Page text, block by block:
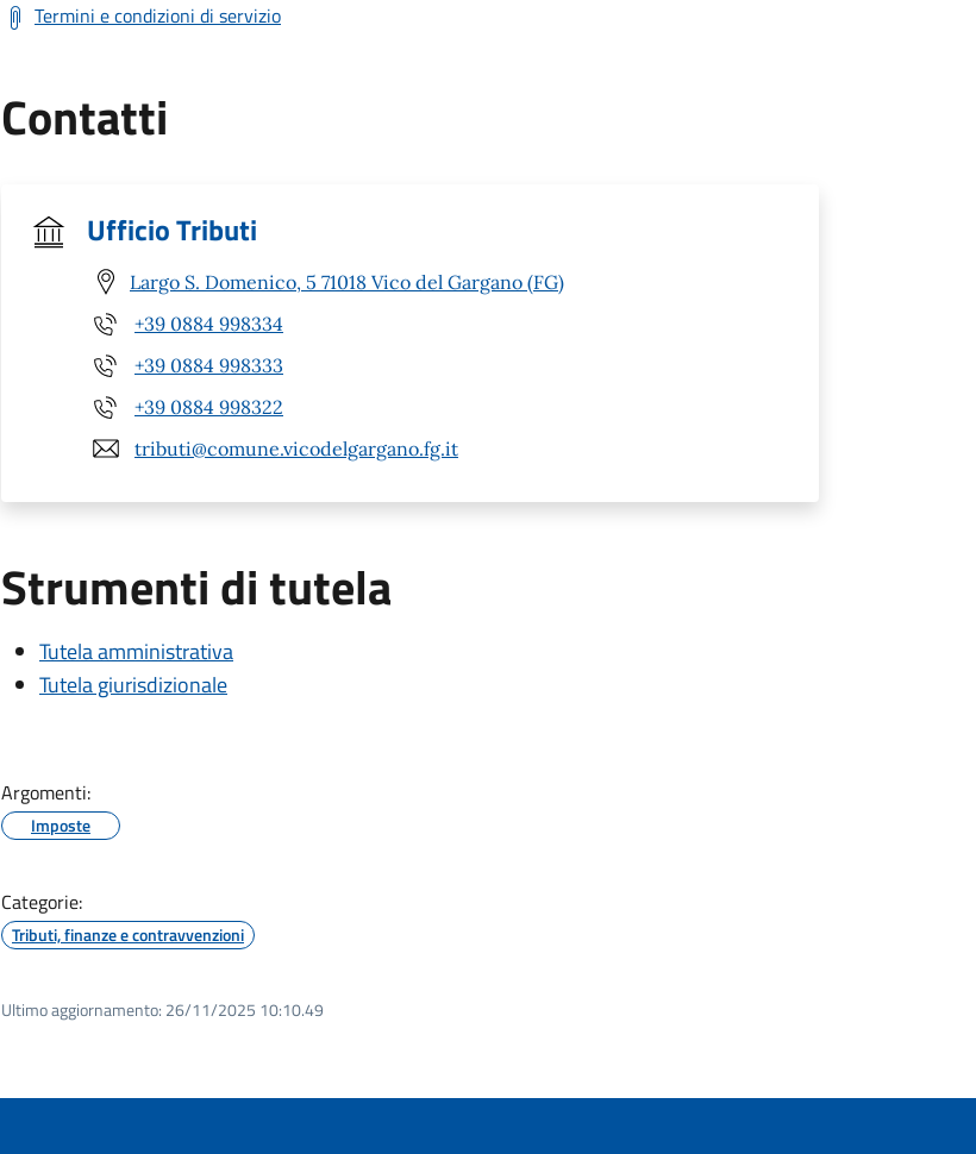
Termini e condizioni di servizio
Contatti
Ufficio Tributi
Largo S. Domenico, 5 71018 Vico del Gargano (FG)
+39 0884 998334
+39 0884 998333
+39 0884 998322
tributi@comune.vicodelgargano.fg.it
Strumenti di tutela
Tutela amministrativa
Tutela giurisdizionale
Argomenti:
Imposte
Categorie:
Tributi, finanze e contravvenzioni
Ultimo aggiornamento: 26/11/2025 10:10.49